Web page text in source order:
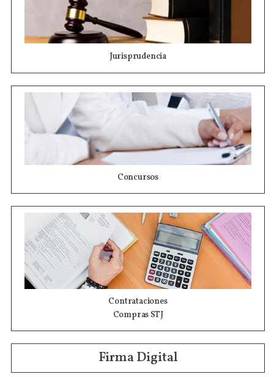
Jurisprudencia
Concursos
Contrataciones
Compras STJ
Firma Digital